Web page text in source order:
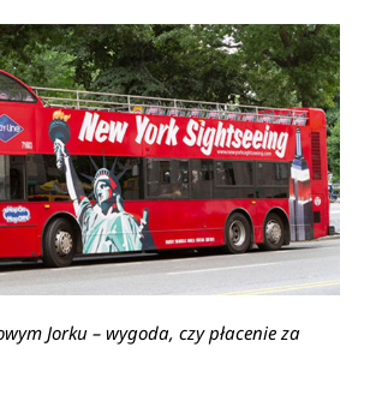
Jorku – wygoda, czy płacenie za